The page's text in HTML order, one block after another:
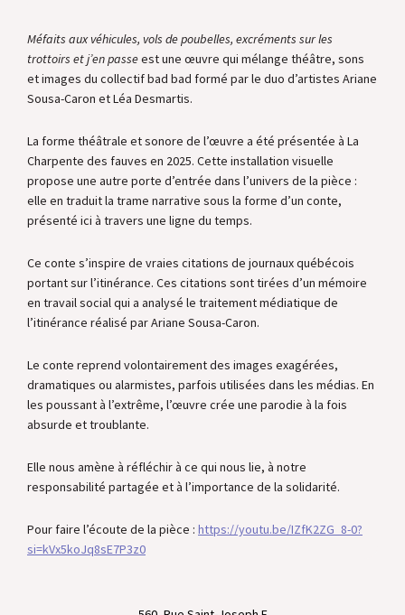
Méfaits aux véhicules, vols de poubelles, excréments sur les
trottoirs et j’en passeest une œuvre qui mélange théâtre, sons
et images du collectif bad bad formé par le duo d’artistes Ariane
Sousa-Caron et Léa Desmartis.
La forme théâtrale et sonore de l’œuvre a été présentée à La
Charpente des fauves en 2025. Cette installation visuelle
propose une autre porte d’entrée dans l’univers de la pièce :
elle en traduit la trame narrative sous la forme d’un conte,
présenté ici à travers une ligne du temps.
Ce conte s’inspire de vraies citations de journaux québécois
portant sur l’itinérance. Ces citations sont tirées d’un mémoire
en travail social qui a analysé le traitement médiatique de
l’itinérance réalisé par Ariane Sousa-Caron.
Le conte reprend volontairement des images exagérées,
dramatiques ou alarmistes, parfois utilisées dans les médias. En
les poussant à l’extrême, l’œuvre crée une parodie à la fois
absurde et troublante.
Elle nous amène à réfléchir à ce qui nous lie, à notre
responsabilité partagée et à l’importance de la solidarité.
Pour faire l’écoute de la pièce : https://youtu.be/IZfK2ZG_8-0?
si=kVx5koJq8sE7P3z0